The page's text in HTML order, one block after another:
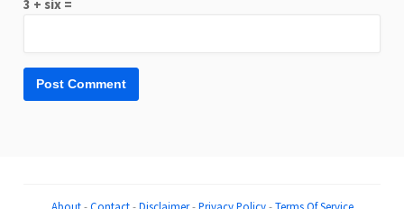
3 + six =
About-Contact-Disclaimer-Privacy Policy-Terms Of Service